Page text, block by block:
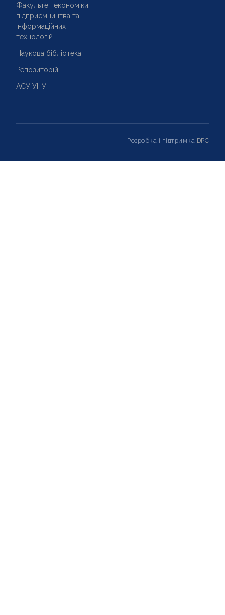
Факультет економіки,
підприємництва та
інформаційних
технологій
Наукова бібліотека
Репозиторій
АСУ УНУ
Розробка і підтримка DPC